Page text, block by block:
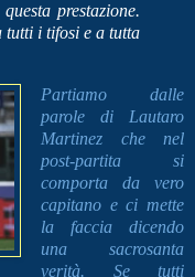
prestazione.
tutti i tifosi e a tutta
Partiamo dalle
parole di Lautaro
Martinez che nel
post-partita si
comporta da vero
capitano e ci mette
la faccia dicendo
una sacrosanta
verità. Se tutti